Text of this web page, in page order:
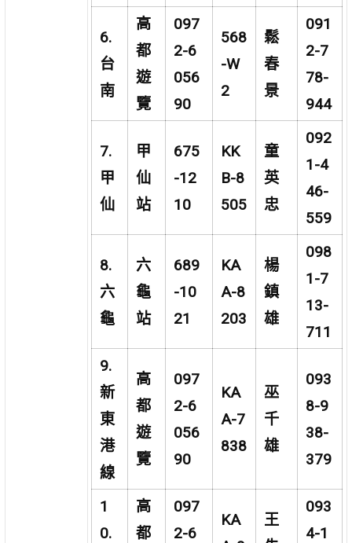
6.
台
南
高
都
遊
覽
097
2-6
056
90
568
-W
2
鬆
春
景
091
2-7
78-
944
7.
甲
仙
甲
仙
站
675
-12
10
KK
B-8
505
童
英
忠
092
1-4
46-
559
8.
六
龜
六
龜
站
689
-10
21
KA
A-8
203
楊
鎮
雄
098
1-7
13-
711
9.
新
東
港
線
高
都
遊
覽
097
2-6
056
90
KA
A-7
838
巫
千
雄
093
8-9
38-
379
1
0.
高
都
097
2-6
KA
王
093
4-1